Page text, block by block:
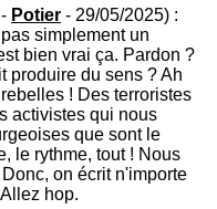
Potier - 29/05/2025) :
simplement un
bien vrai ça. Pardon ?
produire du sens ? Ah
! Des terroristes
activistes qui nous
que sont le
le rythme, tout ! Nous
on écrit n'importe
hop.